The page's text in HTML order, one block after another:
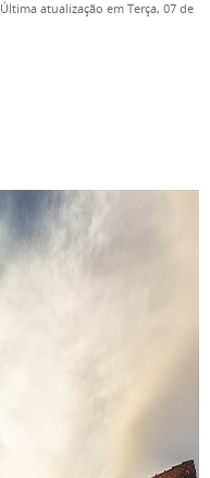
Última atualização em Terça, 07 de